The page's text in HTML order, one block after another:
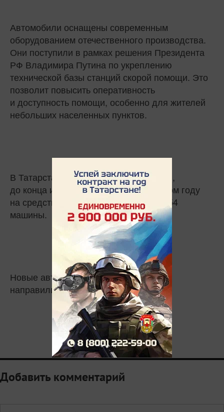
Автомобили оснащены современным
оборудованием отечественного производства.
Они поступили в рамках решения Президента
РФ Владимира Путина по укреплению
технической базы станций скорой помощи. Это
позволит повысить оперативность
и доступность помощи, особенно для жителей
небольших населенных пунктов.
В Татарстан поступило 24 автомобиля,
до конца июня ожидается еще 5. В этом году
на средства республики закупят еще 54
машины.
Новые автомобили скорой помощи
направились в районы республики.
Добавить комментарий